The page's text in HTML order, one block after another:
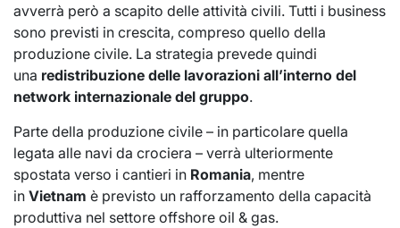
avverrà però a scapito delle attività civili. Tutti i business
sono previsti in crescita, compreso quello della
produzione civile. La strategia prevede quindi
una redistribuzione delle lavorazioni all’interno del
network internazionale del gruppo.
Parte della produzione civile – in particolare quella
legata alle navi da crociera – verrà ulteriormente
spostata verso i cantieri in Romania, mentre
in Vietnam è previsto un rafforzamento della capacità
produttiva nel settore offshore oil & gas.